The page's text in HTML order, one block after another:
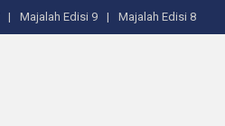
Majalah Edisi 9 Majalah Edisi 8